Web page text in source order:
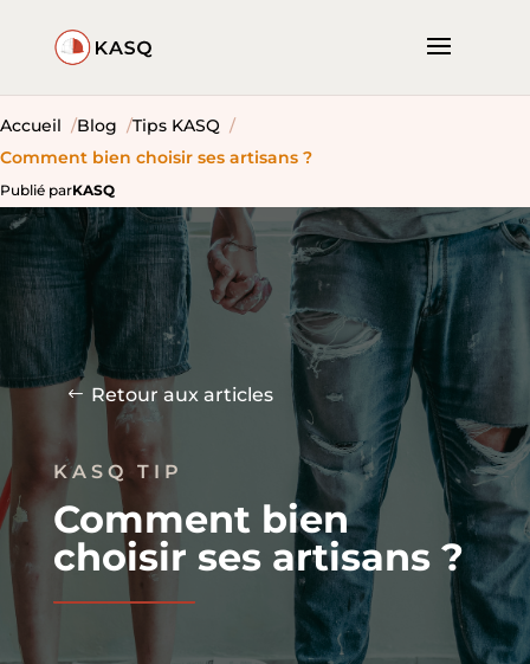
Accueil Blog
Tips KASQ
Comment bien choisir ses artisans ?
Publié parKASQ
Retour aux articles
KASQ TIP
Comment bien
choisir ses artisans ?